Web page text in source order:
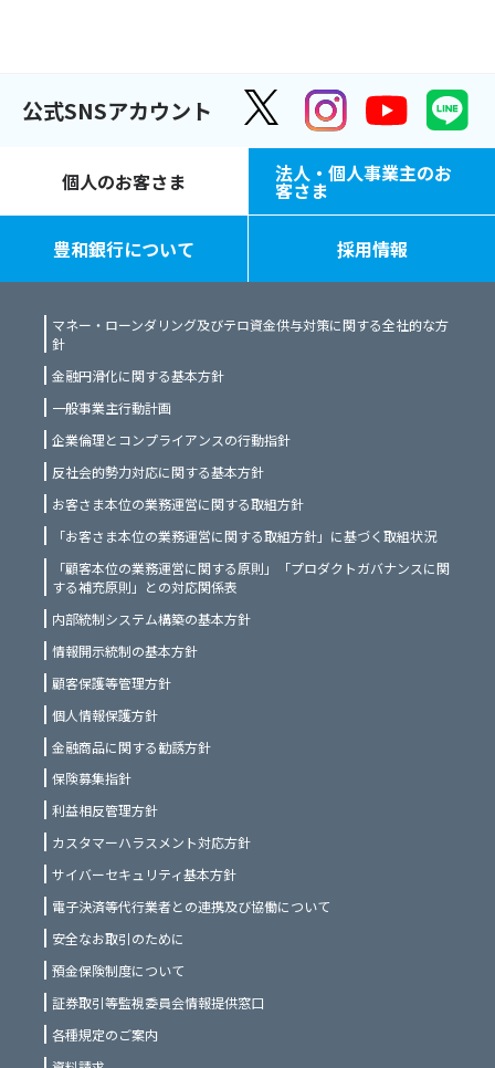
公式SNSアカウント
個人のお客さま 法人・個人事業主のお
客さま
豊和銀行について 採用情報
マネー・ローンダリング及びテロ資金供与対策に関する全社的な方
針
金融円滑化に関する基本方針
一般事業主行動計画
企業倫理とコンプライアンスの行動指針
反社会的勢力対応に関する基本方針
お客さま本位の業務運営に関する取組方針
「お客さま本位の業務運営に関する取組方針」に基づく取組状況
「顧客本位の業務運営に関する原則」「プロダクトガバナンスに関
する補充原則」との対応関係表
内部統制システム構築の基本方針
情報開示統制の基本方針
顧客保護等管理方針
個人情報保護方針
金融商品に関する勧誘方針
保険募集指針
利益相反管理方針
カスタマーハラスメント対応方針
サイバーセキュリティ基本方針
電子決済等代行業者との連携及び協働について
安全なお取引のために
預金保険制度について
証券取引等監視委員会情報提供窓口
各種規定のご案内